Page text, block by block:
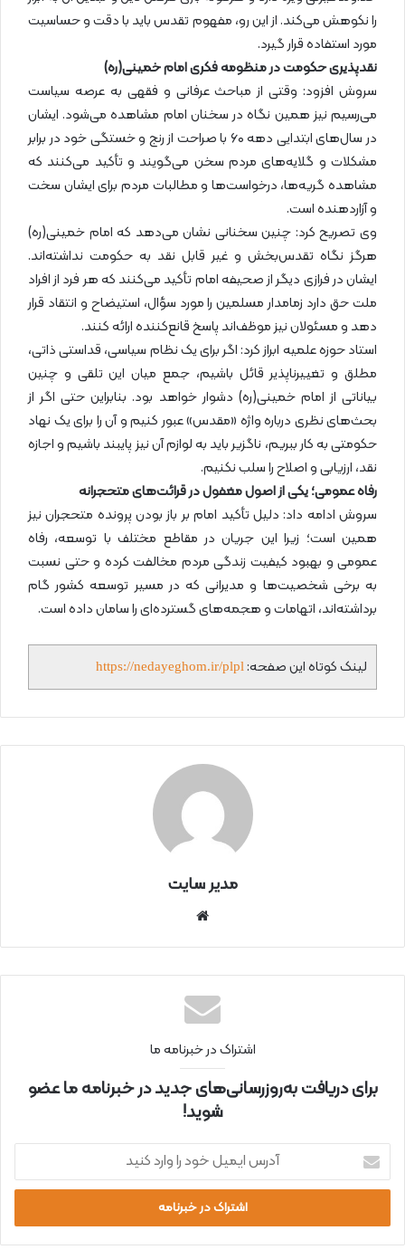
را نکوهش می‌کند. از این رو، مفهوم تقدس باید با دقت و حساسیت
مورد استفاده قرار گیرد.
نقدپذیری حکومت در منظومه فکری امام خمینی(ره)
سروش افزود: وقتی از مباحث عرفانی و فقهی به عرصه سیاست
می‌رسیم نیز همین نگاه در سخنان امام مشاهده می‌شود. ایشان
در سال‌های ابتدایی دهه ۶۰ با صراحت از رنج و خستگی خود در برابر
مشکلات و گلایه‌های مردم سخن می‌گویند و تأکید می‌کنند که
مشاهده گریه‌ها، درخواست‌ها و مطالبات مردم برای ایشان سخت
و آزاردهنده است.
وی تصریح کرد: چنین سخنانی نشان می‌دهد که امام خمینی(ره)
هرگز نگاه تقدس‌بخش و غیر قابل نقد به حکومت نداشته‌اند.
ایشان در فرازی دیگر از صحیفه امام تأکید می‌کنند که هر فرد از افراد
ملت حق دارد زمامدار مسلمین را مورد سؤال، استیضاح و انتقاد قرار
دهد و مسئولان نیز موظف‌اند پاسخ قانع‌کننده ارائه کنند.
استاد حوزه علمیه ابراز کرد: اگر برای یک نظام سیاسی، قداستی ذاتی،
مطلق و تغییرناپذیر قائل باشیم، جمع میان این تلقی و چنین
بیاناتی از امام خمینی(ره) دشوار خواهد بود. بنابراین حتی اگر از
بحث‌های نظری درباره واژه «مقدس» عبور کنیم و آن را برای یک نهاد
حکومتی به کار ببریم، ناگزیر باید به لوازم آن نیز پایبند باشیم و اجازه
نقد، ارزیابی و اصلاح را سلب نکنیم.
رفاه عمومی؛ یکی از اصول مغفول در قرائت‌های متحجرانه
سروش ادامه داد: دلیل تأکید امام بر باز بودن پرونده متحجران نیز
همین است؛ زیرا این جریان در مقاطع مختلف با توسعه، رفاه
عمومی و بهبود کیفیت زندگی مردم مخالفت کرده و حتی نسبت
به برخی شخصیت‌ها و مدیرانی که در مسیر توسعه کشور گام
برداشته‌اند، اتهامات و هجمه‌های گسترده‌ای را سامان داده است.
لینک کوتاه این صفحه: https://nedayeghom.ir/plpl
مدیر سایت
نتی
اشتراک در خبرنامه ما
برای دریافت به‌روزرسانی‌های جدید در خبرنامه ما عضو
شوید!
ر
ا
ی